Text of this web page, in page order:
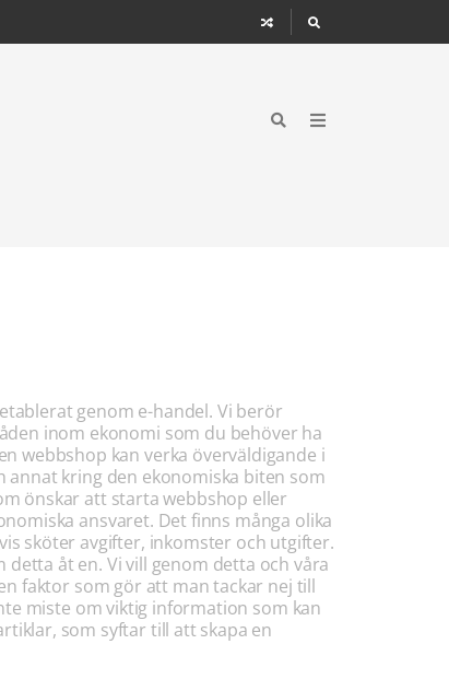
genom e-handel. Vi berör
inom ekonomi som du behöver ha
webbshop kan verka överväldigande i
annat kring den ekonomiska biten som
önskar att starta webbshop eller
ansvaret. Det finns många olika
sköter avgifter, inkomster och utgifter.
åt en. Vi vill genom detta och våra
faktor som gör att man tackar nej till
miste om viktig information som kan
som syftar till att skapa en